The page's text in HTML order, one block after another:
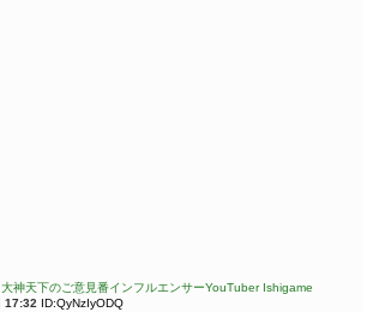
神天下のご意見番インフルエンサーYouTuber Ishigame
17:32 ID:QyNzIyODQ